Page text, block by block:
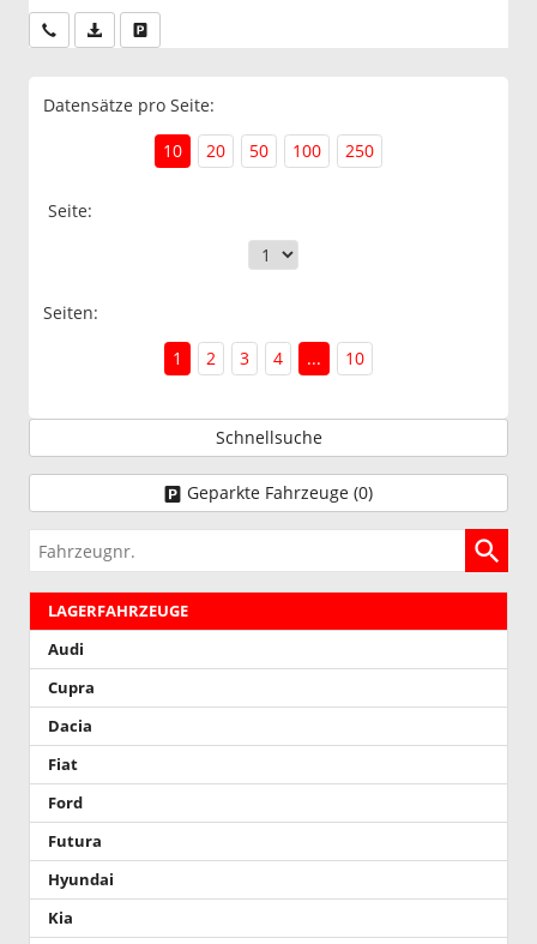
Wir rufen Sie anPDF-Datei, Fahrzeugexposé drucken
Datensätze pro Seite:
10
20 50 100 250
Seite:
Seiten:
1
2 3 4 ... 10
Schnellsuche
Geparkte Fahrzeuge (0)
Fahrzeugnr.
LAGERFAHRZEUGE
Audi
Cupra
Dacia
Fiat
Ford
Futura
Hyundai
Kia